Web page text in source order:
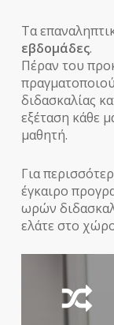
Τα
εβδομάδες.
Πέραν του
διδασκαλίας
εξέταση κάθε
μαθητή.
Για
έγκαιρο
ωρών
ελάτε στο